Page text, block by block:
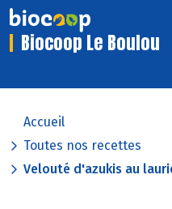
Biocoop Le Boulou
Accueil
Toutes nos recettes
Velouté d'azukis au